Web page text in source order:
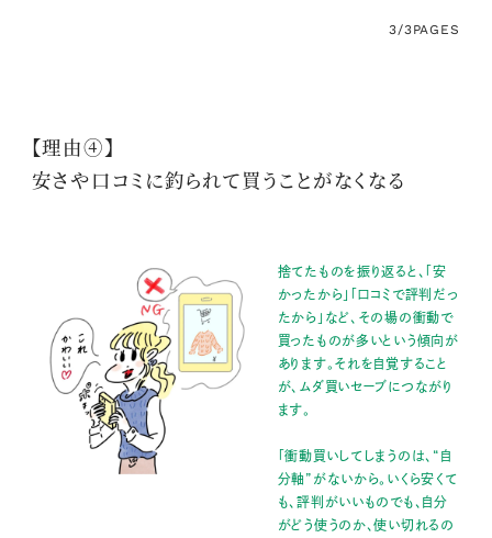
3/3PAGES
【理由④】
安さや口コミに釣られて買うことがなくなる
捨てたものを振り返ると、「安
かったから」「口コミで評判だっ
たから」など、その場の衝動で
買ったものが多いという傾向が
あります。それを自覚すること
が、ムダ買いセーブにつながり
ます。
「衝動買いしてしまうのは、“自
分軸”がないから。いくら安くて
も、評判がいいものでも、自分
がどう使うのか、使い切れるの